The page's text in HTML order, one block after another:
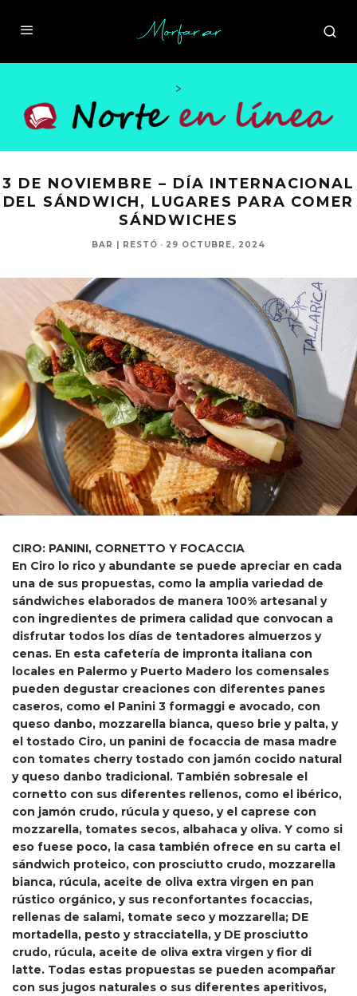
>
3 DE NOVIEMBRE – DÍA INTERNACIONAL
DEL SÁNDWICH, LUGARES PARA COMER
SÁNDWICHES
BAR | RESTÓ · 29 OCTUBRE, 2024
CIRO: PANINI, CORNETTO Y FOCACCIA
En Ciro lo rico y abundante se puede apreciar en cada
una de sus propuestas, como la amplia variedad de
sándwiches elaborados de manera 100% artesanal y
con ingredientes de primera calidad que convocan a
disfrutar todos los días de tentadores almuerzos y
cenas. En esta cafetería de impronta italiana con
locales en Palermo y Puerto Madero los comensales
pueden degustar creaciones con diferentes panes
caseros, como el Panini 3 formaggi e avocado, con
queso danbo, mozzarella bianca, queso brie y palta, y
el tostado Ciro, un panini de focaccia de masa madre
con tomates cherry tostado con jamón cocido natural
y queso danbo tradicional. También sobresale el
cornetto con sus diferentes rellenos, como el ibérico,
con jamón crudo, rúcula y queso, y el caprese con
mozzarella, tomates secos, albahaca y oliva. Y como si
eso fuese poco, la casa también ofrece en su carta el
sándwich proteico, con prosciutto crudo, mozzarella
bianca, rúcula, aceite de oliva extra virgen en pan
rústico orgánico, y sus reconfortantes focaccias,
rellenas de salami, tomate seco y mozzarella; DE
mortadella, pesto y stracciatella, y DE prosciutto
crudo, rúcula, aceite de oliva extra virgen y fior di
latte. Todas estas propuestas se pueden acompañar
con sus jugos naturales o sus diferentes aperitivos,